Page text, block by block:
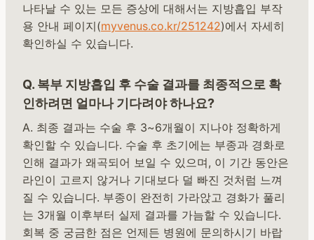
나타날 수 있는 모든 증상에 대해서는 지방흡입 부작
용 안내 페이지(myvenus.co.kr/251242)에서 자세히
확인하실 수 있습니다.
Q. 복부 지방흡입 후 수술 결과를 최종적으로 확
인하려면 얼마나 기다려야 하나요?
A. 최종 결과는 수술 후 3~6개월이 지나야 정확하게
확인할 수 있습니다. 수술 후 초기에는 부종과 경화로
인해 결과가 왜곡되어 보일 수 있으며, 이 기간 동안은
라인이 고르지 않거나 기대보다 덜 빠진 것처럼 느껴
질 수 있습니다. 부종이 완전히 가라앉고 경화가 풀리
는 3개월 이후부터 실제 결과를 가늠할 수 있습니다.
회복 중 궁금한 점은 언제든 병원에 문의하시기 바랍